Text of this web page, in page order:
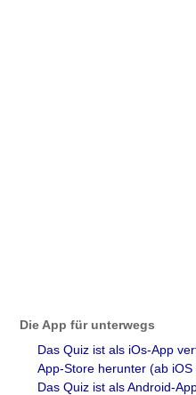
Die App für unterwegs
Das Quiz ist als iOs-App
App-Store herunter (ab iOS
Das Quiz ist als Android-